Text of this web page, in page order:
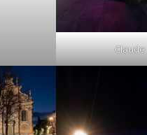
Claude